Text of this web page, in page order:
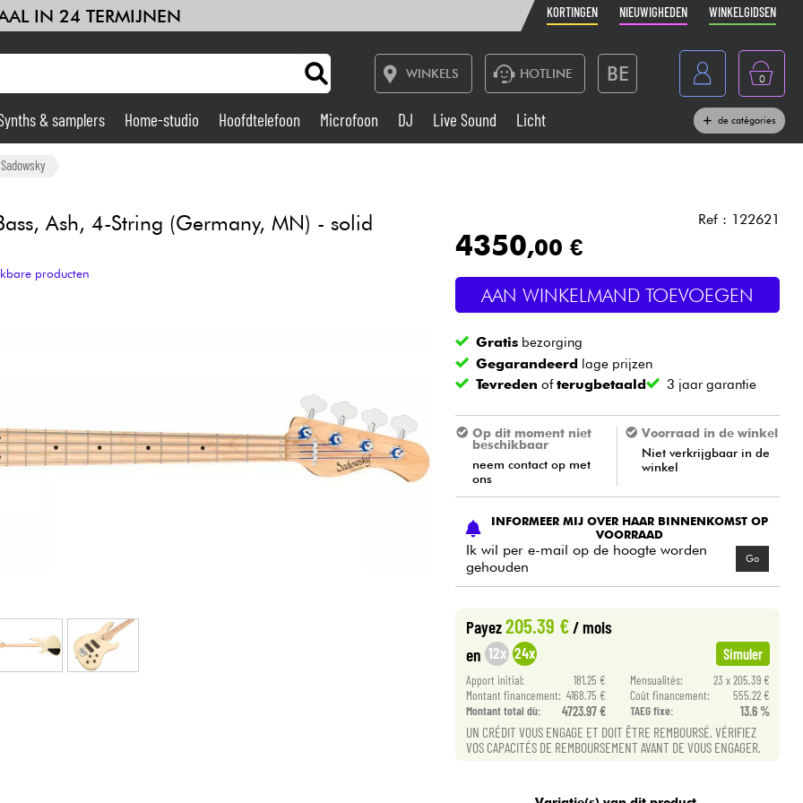
IN 24 TERMIJNEN KORTINGEN NIEUWIGHEDEN WINKELGIDSEN
WINKELS HOTLINE BE
France
Belgique
Nederland
0
Home-studio
Live Sound
Blaasinstrument
Kabels & toebehoren
Bekijk onze merken
& samplers Home-studio Hoofdtelefoon Microfoon DJ Live Sound
Licht
de catégories
Sadowsky
Ash, 4-String (Germany, MN) - solid
producten
Ref : 122621
4350,00 €
AAN WINKELMAND TOEVOEGEN
Gratis bezorging
Gegarandeerd lage prijzen
Tevreden ofterugbetaald 3 jaar garantie
Op dit moment niet
beschikbaar
neem contact op met
ons
Voorraad in de winkel
Niet verkrijgbaar in de
winkel
INFORMEER MIJ OVER HAAR BINNENKOMST OP
VOORRAAD
Ik wil per e-mail op de hoogte worden
gehouden
Go
Payez205.39 €/ mois
en 12x 24x Simuler
Apport initial: 181.25 € Mensualités:
23 x 205.39 €
Montant financement: 4168.75 € Coût financement:
555.22 €
Montant total dù:
4723.97 € TAEG fixe: 13.6 %
UN CRÉDIT VOUS ENGAGE ET DOIT ÊTRE REMBOURSÉ. VÉRIFIEZ
VOS CAPACITÉS DE REMBOURSEMENT AVANT DE VOUS ENGAGER.